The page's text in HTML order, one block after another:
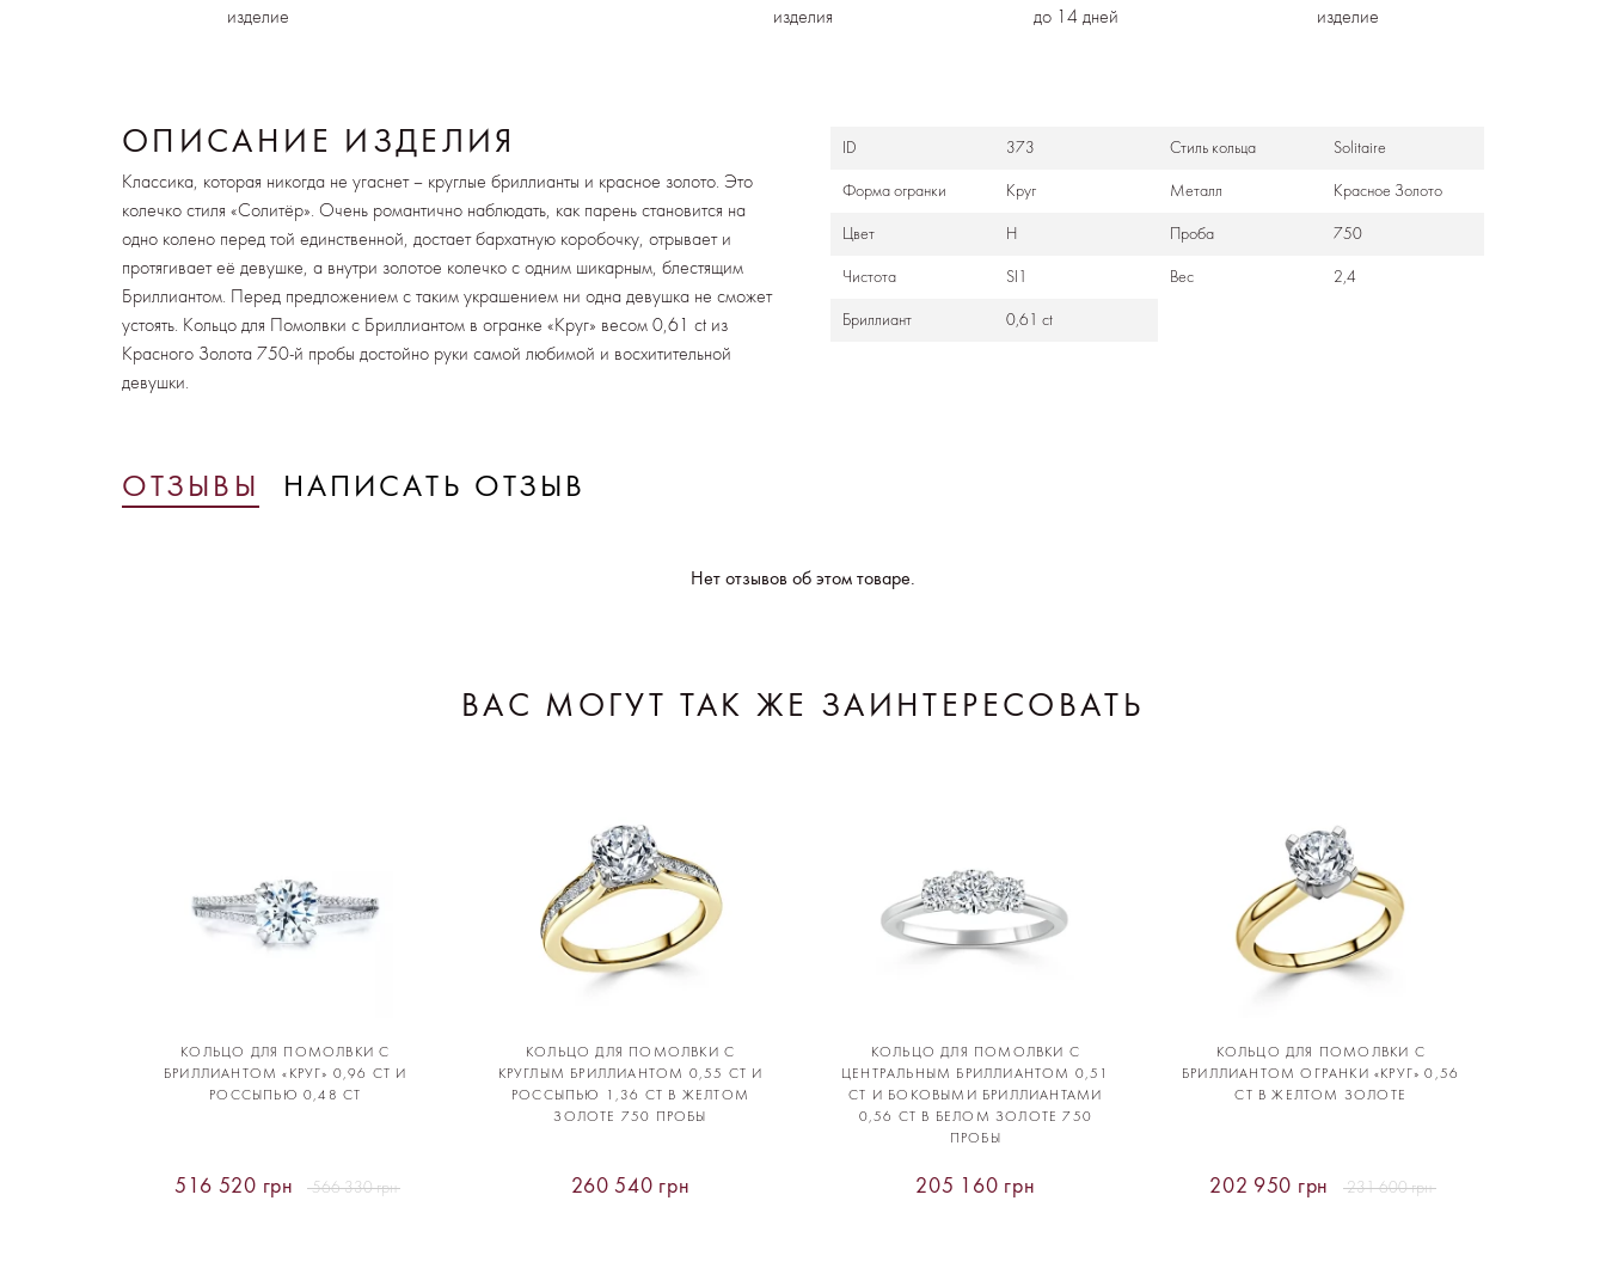
изделие
изделия
до 14 дней
изделие
ОПИСАНИЕ ИЗДЕЛИЯ
Классика, которая никогда не угаснет – круглые бриллианты и красное золото. Это
колечко стиля «Солитёр». Очень романтично наблюдать, как парень становится на
одно колено перед той единственной, достает бархатную коробочку, отрывает и
протягивает её девушке, а внутри золотое колечко с одним шикарным, блестящим
Бриллиантом. Перед предложением с таким украшением ни одна девушка не сможет
устоять. Кольцо для Помолвки с Бриллиантом в огранке «Круг» весом 0,61 ct из
Красного Золота 750-й пробы достойно руки самой любимой и восхитительной
девушки.
ID 373 Стиль кольца Solitaire
Формa огранки Круг Металл Красное Золото
Цвет H Проба 750
Чистота SI1 Вес 2,4
Бриллиант 0,61 ct
ОТЗЫВЫ НАПИСАТЬ ОТЗЫВ
Нет отзывов об этом товаре.
ВАС МОГУТ ТАК ЖЕ ЗАИНТЕРЕСОВАТЬ
КОЛЬЦО ДЛЯ ПОМОЛВКИ С
БРИЛЛИАНТОМ «КРУГ» 0,96 CT И
РОССЫПЬЮ 0,48 CT
516 520 грн 566 330 грн
КОЛЬЦО ДЛЯ ПОМОЛВКИ С
КРУГЛЫМ БРИЛЛИАНТОМ 0,55 CT И
РОССЫПЬЮ 1,36 CT В ЖЕЛТОМ
ЗОЛОТЕ 750 ПРОБЫ
260 540 грн
КОЛЬЦО ДЛЯ ПОМОЛВКИ С
ЦЕНТРАЛЬНЫМ БРИЛЛИАНТОМ 0,51
CT И БОКОВЫМИ БРИЛЛИАНТАМИ
0,56 CT В БЕЛОМ ЗОЛОТЕ 750
ПРОБЫ
205 160 грн
КОЛЬЦО ДЛЯ ПОМОЛВКИ С
БРИЛЛИАНТОМ ОГРАНКИ «КРУГ» 0,56
CT В ЖЕЛТОМ ЗОЛОТЕ
202 950 грн 231 600 грн